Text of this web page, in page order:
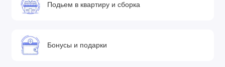
Подьем в квартиру и сборка
Бонусы и подарки